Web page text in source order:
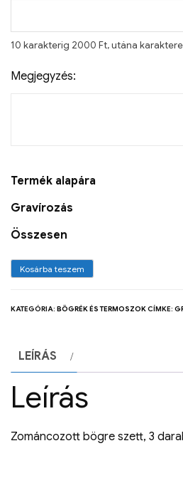
10 karakterig 2000 Ft, utána
Megjegyzés:
Termék alapára
Gravírozás
Összesen
Kosárba teszem
KATEGÓRIA: BÖGRÉK ÉS TERMOSZOKCÍMKE:
LEÍRÁS
Leírás
Zománcozott bögre szett, 3